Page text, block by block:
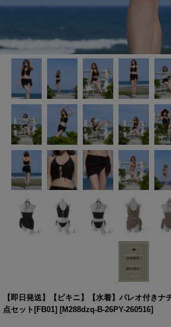
【即日発送】【ビキニ】【水着】パレオ付き
点セット[FB01] [M288dzq-B-26PY-260516]